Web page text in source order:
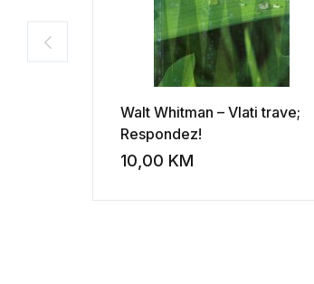
Walt Whitman – Vlati trave;
Respondez!
10,00 KM